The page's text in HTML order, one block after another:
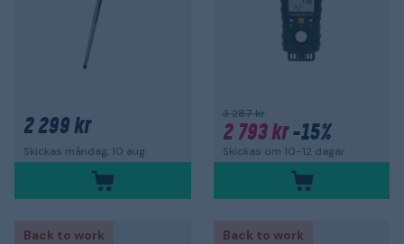
2 299 kr
Skickas måndag, 10 aug.
3 287 kr
2 793 kr-15%
Skickas om 10-12 dagar
Back to work
Back to work